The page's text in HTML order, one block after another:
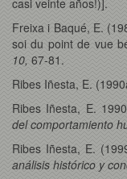
Freixa i Baqué, E.
soi du point de vue
10, 67-81.
Ribes Iñesta, E.
Ribes Iñesta, E.
del comportamiento
Ribes Iñesta, E.
análisis histórico y